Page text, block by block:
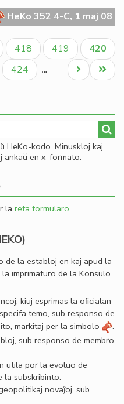
HeKo 352 4-C, 1 maj 08
Paĝo
418 Paĝo
419
Aktuala
paĝo
420
Paĝo
424 …
Last
page
Next
page
HeKo-kodo. Minuskloj kaj
ankaŭ en x-formato.
la reta formularo.
de la establoj en kaj apud la
imprimaturo de la Konsulo
kiuj esprimas la oﬁcialan
temo, sub responso de
markitaj per la simbolo
.
sub responso de membro
utila por la evoluo de
la subskribinto.
novaĵoj, sub